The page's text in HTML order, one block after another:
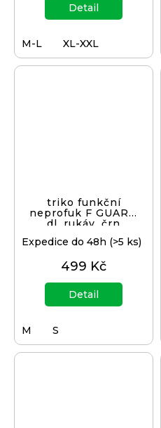
Detail
M-L XL-XXL
triko funkční
neprofuk F GUARD
dl. rukáv, črn
Expedice do 48h (>5 ks)
499 Kč
Detail
M S